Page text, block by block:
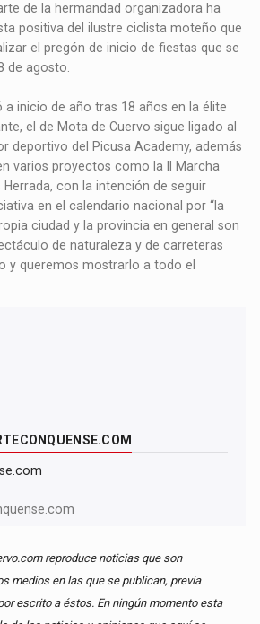
de la hermandad organizadora ha
positiva del ilustre ciclista moteño que
el pregón de inicio de fiestas que se
de agosto.
a inicio de año tras 18 años en la élite
el de Mota de Cuervo sigue ligado al
deportivo del Picusa Academy, además
varios proyectos como la II Marcha
con la intención de seguir
en el calendario nacional por “la
ciudad y la provincia en general son
de naturaleza y de carreteras
y queremos mostrarlo a todo el
reproduce noticias que son
medios en las que se publican, previa
escrito a éstos. En ningún momento esta